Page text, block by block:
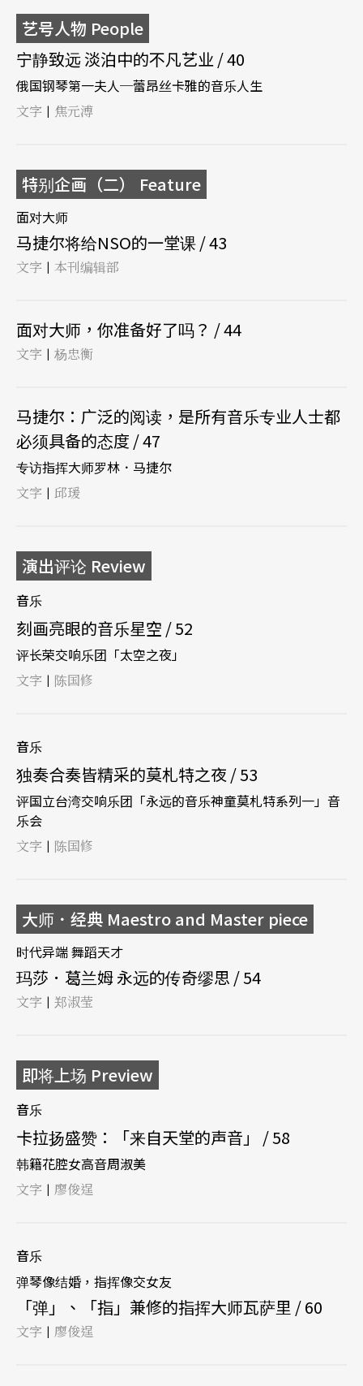
艺号人物 People
宁静致远 淡泊中的不凡艺业 / 40
俄国钢琴第一夫人─蕾昂丝卡雅的音乐人生
文字 | 焦元溥
特别企画（二） Feature
面对大师
马捷尔将给NSO的一堂课 / 43
文字 | 本刊编辑部
面对大师，你准备好了吗？ / 44
文字 | 杨忠衡
马捷尔：广泛的阅读，是所有音乐专业人士都
必须具备的态度 / 47
专访指挥大师罗林．马捷尔
文字 | 邱瑗
演出评论 Review
音乐
刻画亮眼的音乐星空 / 52
评长荣交响乐团「太空之夜」
文字 | 陈国修
音乐
独奏合奏皆精采的莫札特之夜 / 53
评国立台湾交响乐团「永远的音乐神童莫札特系列一」音
乐会
文字 | 陈国修
大师．经典 Maestro and Master piece
时代异端 舞蹈天才
玛莎．葛兰姆 永远的传奇缪思 / 54
文字 | 郑淑莹
即将上场 Preview
音乐
卡拉扬盛赞：「来自天堂的声音」 / 58
韩籍花腔女高音周淑美
文字 | 廖俊逞
音乐
弹琴像结婚，指挥像交女友
「弹」、「指」兼修的指挥大师瓦萨里 / 60
文字 | 廖俊逞